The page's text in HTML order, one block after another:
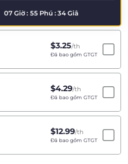
07 Giờ : 55 Phú : 34 Giâ
$3.25/th
Đã bao gồm GTGT
$4.29/th
Đã bao gồm GTGT
$12.99/th
Đã bao gồm GTGT